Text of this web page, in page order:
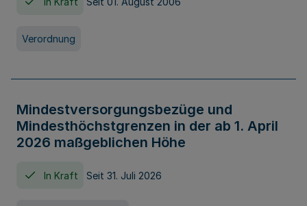
Verordnung
Mindestversorgungsbezüge und
Mindesthöchstgrenzen in der ab 1. April
2026 maßgeblichen Höhe
In Kraft Seit 31. Juli 2026